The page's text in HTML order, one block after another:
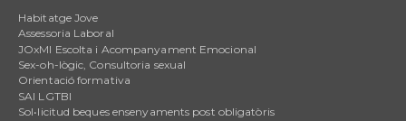
navigation
Habitatge Jove
Assessoria Laboral
JOxMI Escolta i Acompanyament Emocional
Sex-oh-lògic, Consultoria sexual
Orientació formativa
SAI LGTBI
Sol•licitud beques ensenyaments post obligatòris